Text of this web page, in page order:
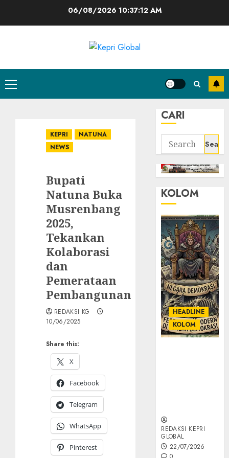
06/08/2026 10:37:12 AM
Primary
Menu
KEPRI
NATUNA
NEWS
Bupati
Natuna Buka
Musrenbang
2025,
Tekankan
Kolaborasi
dan
Pemerataan
Pembangunan
Share this:
X
Facebook
Telegram
WhatsApp
Pinterest
REDAKSI KG
10/06/2025
CARI
Search
for:
KOLOM
HEADLINE
KOLOM
REDAKSI KEPRI
GLOBAL
22/07/2026